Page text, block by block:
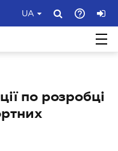
UA
по розробці